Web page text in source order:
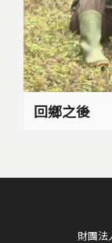
回鄉之後
財團法